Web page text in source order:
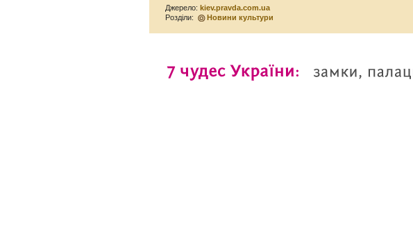
Джерело:kiev.pravda.com.ua
Розділи:
Новини культури